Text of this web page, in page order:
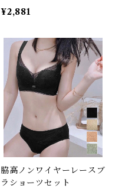
¥2,881
脇高ノンワイヤーレースブ
ラショーツセット